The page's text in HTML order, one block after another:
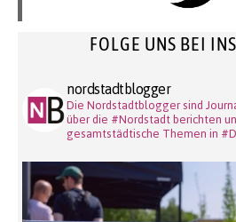
FOLGE UNS BEI
nordstadtblogger
Die Nordstadtblogger sind
über die #Nordstadt berichten
gesamtstädtische Themen in